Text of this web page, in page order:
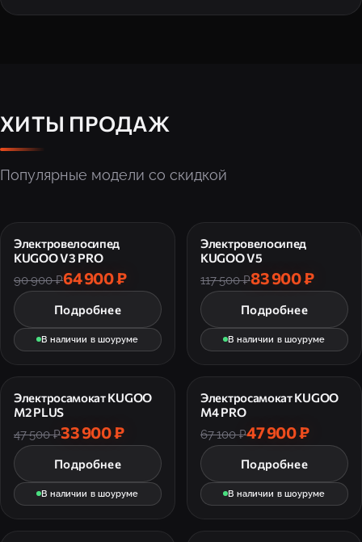
ХИТЫ ПРОДАЖ
Популярные модели со скидкой
Электровелосипед
KUGOO V3 PRO
90 900 ₽64 900 ₽
Подробнее
В наличии в шоуруме
Электровелосипед
KUGOO V5
117 500 ₽83 900 ₽
Подробнее
В наличии в шоуруме
Электросамокат KUGOO
M2 PLUS
47 500 ₽33 900 ₽
Подробнее
В наличии в шоуруме
Электросамокат KUGOO
M4 PRO
67 100 ₽47 900 ₽
Подробнее
В наличии в шоуруме